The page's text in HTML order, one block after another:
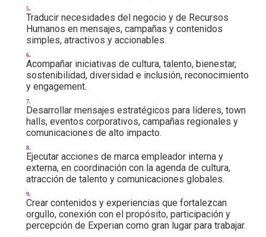
Traducir necesidades del negocio y de Recursos
Humanos en mensajes, campañas y contenidos
simples, atractivos y accionables.
Acompañar iniciativas de cultura, talento, bienestar,
sostenibilidad, diversidad e inclusión, reconocimiento
y engagement.
Desarrollar mensajes estratégicos para líderes, town
halls, eventos corporativos, campañas regionales y
comunicaciones de alto impacto.
Ejecutar acciones de marca empleador interna y
externa, en coordinación con la agenda de cultura,
atracción de talento y comunicaciones globales.
Crear contenidos y experiencias que fortalezcan
orgullo, conexión con el propósito, participación y
percepción de Experian como gran lugar para trabajar.